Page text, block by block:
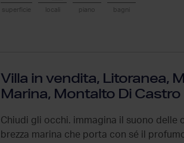
superficie locali piano bagni
Villa in vendita, Litoranea,
Marina, Montalto Di Castro
Chiudi gli occhi. immagina il suono delle
brezza marina che porta con sé il